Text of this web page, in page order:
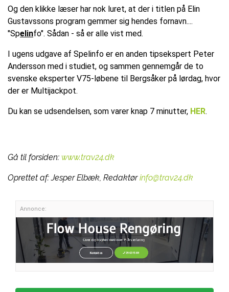
Og den klikke læser har nok luret, at der i titlen på Elin
Gustavssons program gemmer sig hendes fornavn....
"Spelinfo". Sådan - så er alle vist med.
I ugens udgave af Spelinfo er en anden tipsekspert Peter
Andersson med i studiet, og sammen gennemgår de to
svenske eksperter V75-løbene til Bergsåker på lørdag, hvor
der er Multijackpot.
Du kan se udsendelsen, som varer knap 7 minutter, HER.
Gå til forsiden: www.trav24.dk
Oprettet af:Jesper Elbæk, Redaktør info@trav24.dk
Annonce: